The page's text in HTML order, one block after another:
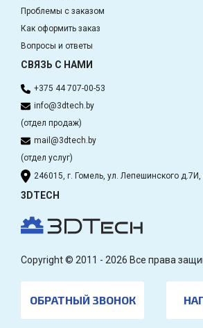
Проблемы с заказом
Как оформить заказ
Вопросы и ответы
СВЯЗЬ С НАМИ
+375 44 707-00-53
info@3dtech.by
(отдел продаж)
mail@3dtech.by
(отдел услуг)
246015, г. Гомель, ул. Лепешинского д.7И,
3DTECH
Copyright © 2011 - 2026 Все права
ОБРАТНЫЙ ЗВОНОК